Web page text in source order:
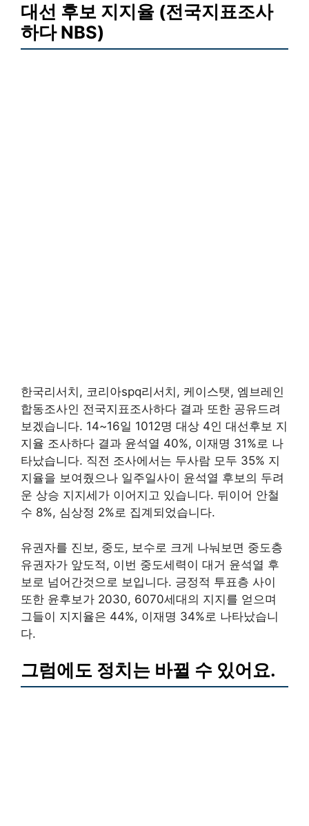
대선 후보 지지율 (전국지표조사
하다 NBS)
한국리서치, 코리아spq리서치, 케이스탯, 엠브레인
합동조사인 전국지표조사하다 결과 또한 공유드려
보겠습니다. 14~16일 1012명 대상 4인 대선후보 지
지율 조사하다 결과 윤석열 40%, 이재명 31%로 나
타났습니다. 직전 조사에서는 두사람 모두 35% 지
지율을 보여줬으나 일주일사이 윤석열 후보의 두려
운 상승 지지세가 이어지고 있습니다. 뒤이어 안철
수 8%, 심상정 2%로 집계되었습니다.
유권자를 진보, 중도, 보수로 크게 나눠보면 중도층
유권자가 앞도적, 이번 중도세력이 대거 윤석열 후
보로 넘어간것으로 보입니다. 긍정적 투표층 사이
또한 윤후보가 2030, 6070세대의 지지를 얻으며
그들이 지지율은 44%, 이재명 34%로 나타났습니
다.
그럼에도 정치는 바뀔 수 있어요.